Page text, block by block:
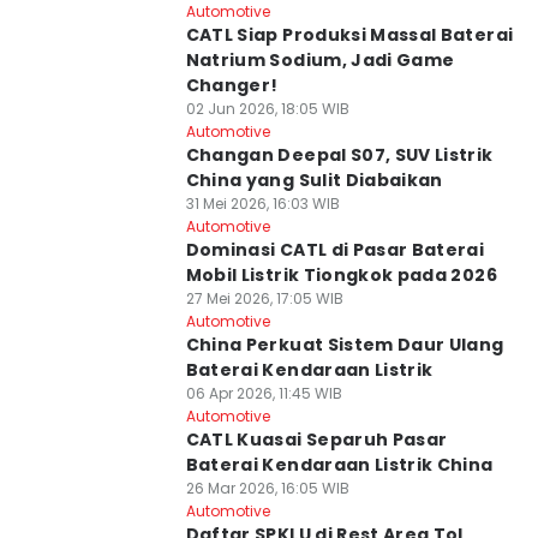
Automotive
CATL Siap Produksi Massal Baterai
Natrium Sodium, Jadi Game
Changer!
02 Jun 2026, 18:05 WIB
Automotive
Changan Deepal S07, SUV Listrik
China yang Sulit Diabaikan
31 Mei 2026, 16:03 WIB
Automotive
Dominasi CATL di Pasar Baterai
Mobil Listrik Tiongkok pada 2026
27 Mei 2026, 17:05 WIB
Automotive
China Perkuat Sistem Daur Ulang
Baterai Kendaraan Listrik
06 Apr 2026, 11:45 WIB
Automotive
CATL Kuasai Separuh Pasar
Baterai Kendaraan Listrik China
26 Mar 2026, 16:05 WIB
Automotive